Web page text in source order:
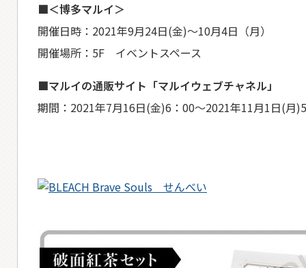
■＜博多マルイ＞
開催日時：2021年9月24日(金)～10月4日（月）
開催場所：5F イベントスペース
■マルイの通販サイト「マルイウェブチャネル」
期間：2021年7月16日(金)6：00～2021年11月1日(月